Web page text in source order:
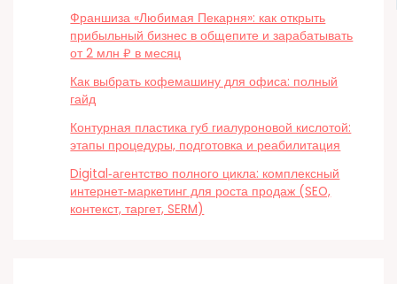
Франшиза «Любимая Пекарня»: как открыть
прибыльный бизнес в общепите и зарабатывать
от 2 млн ₽ в месяц
Как выбрать кофемашину для офиса: полный
гайд
Контурная пластика губ гиалуроновой кислотой:
этапы процедуры, подготовка и реабилитация
Digital‑агентство полного цикла: комплексный
интернет‑маркетинг для роста продаж (SEO,
контекст, таргет, SERM)